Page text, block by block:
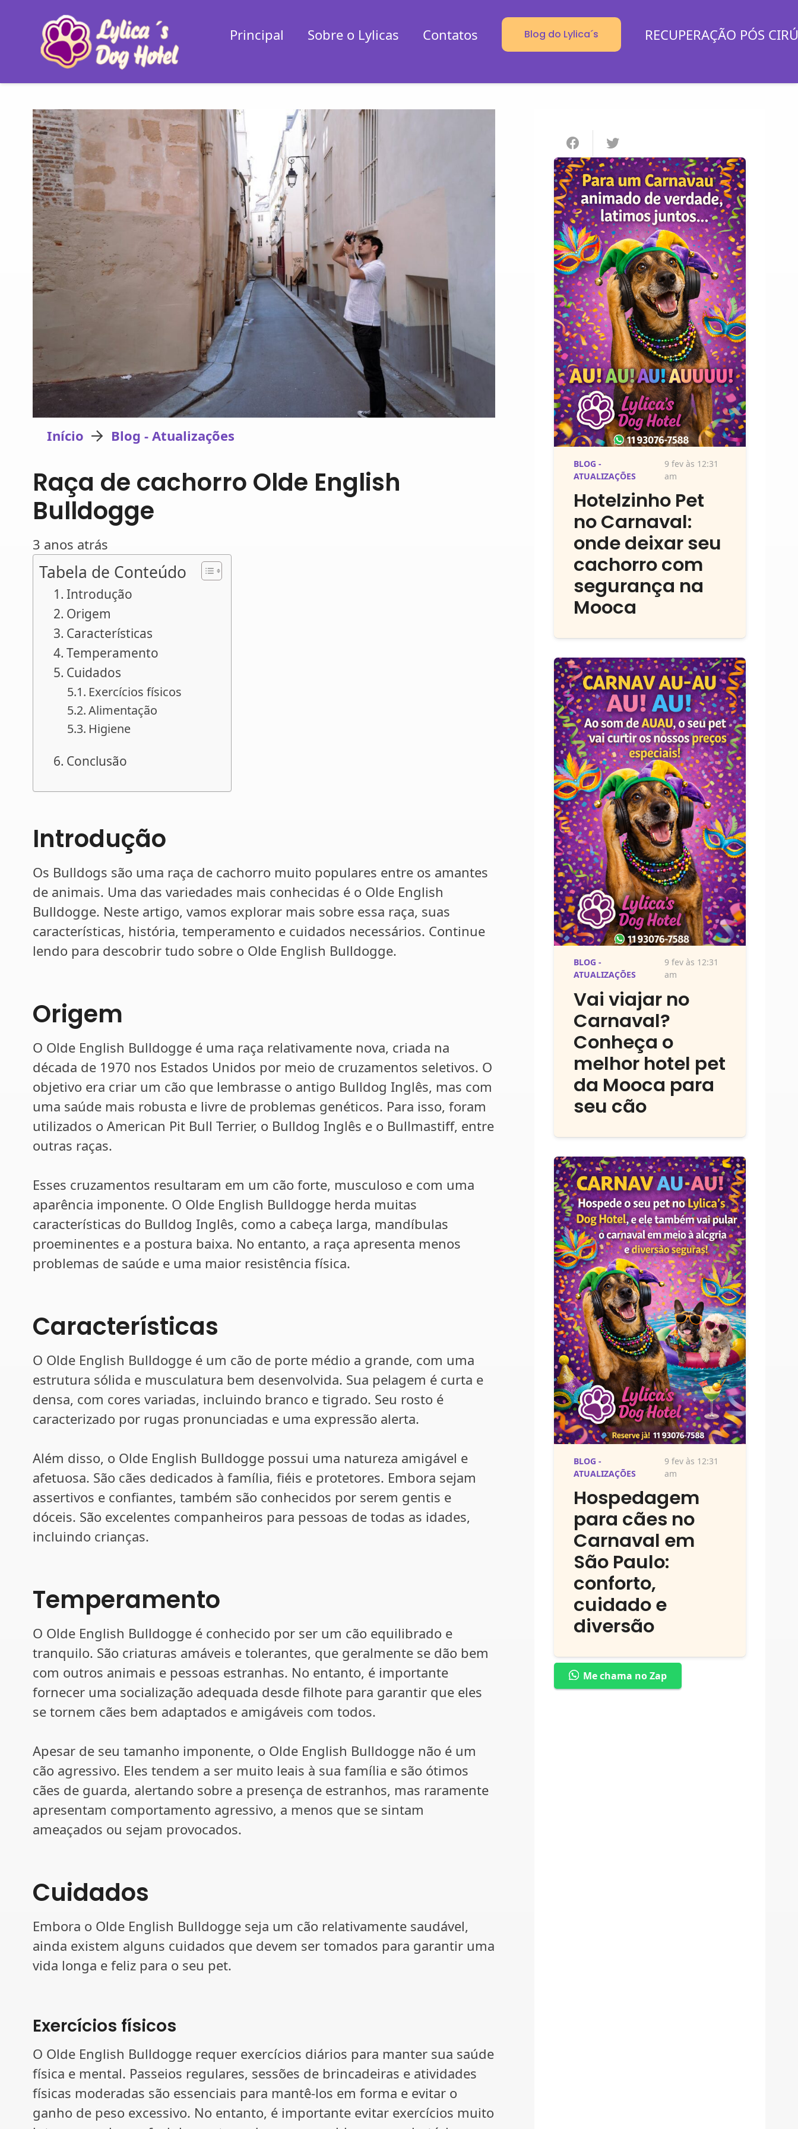
Principal Sobre o Lylicas Contatos Blog do Lylica´s RECUPERAÇÃO PÓS
Início Blog - Atualizações
Raça de cachorro Olde English
Bulldogge
3 anos atrás
Tabela de Conteúdo
Introdução
Origem
Características
Temperamento
Cuidados
Exercícios físicos
Alimentação
Higiene
Conclusão
Introdução
Os Bulldogs são uma raça de cachorro muito populares entre os amantes
de animais. Uma das variedades mais conhecidas é o Olde English
Bulldogge. Neste artigo, vamos explorar mais sobre essa raça, suas
características, história, temperamento e cuidados necessários. Continue
lendo para descobrir tudo sobre o Olde English Bulldogge.
Origem
O Olde English Bulldogge é uma raça relativamente nova, criada na
década de 1970 nos Estados Unidos por meio de cruzamentos seletivos. O
objetivo era criar um cão que lembrasse o antigo Bulldog Inglês, mas com
uma saúde mais robusta e livre de problemas genéticos. Para isso, foram
utilizados o American Pit Bull Terrier, o Bulldog Inglês e o Bullmastiff, entre
outras raças.
Esses cruzamentos resultaram em um cão forte, musculoso e com uma
aparência imponente. O Olde English Bulldogge herda muitas
características do Bulldog Inglês, como a cabeça larga, mandíbulas
proeminentes e a postura baixa. No entanto, a raça apresenta menos
problemas de saúde e uma maior resistência física.
Características
O Olde English Bulldogge é um cão de porte médio a grande, com uma
estrutura sólida e musculatura bem desenvolvida. Sua pelagem é curta e
densa, com cores variadas, incluindo branco e tigrado. Seu rosto é
caracterizado por rugas pronunciadas e uma expressão alerta.
Além disso, o Olde English Bulldogge possui uma natureza amigável e
afetuosa. São cães dedicados à família, fiéis e protetores. Embora sejam
assertivos e confiantes, também são conhecidos por serem gentis e
dóceis. São excelentes companheiros para pessoas de todas as idades,
incluindo crianças.
Temperamento
O Olde English Bulldogge é conhecido por ser um cão equilibrado e
tranquilo. São criaturas amáveis e tolerantes, que geralmente se dão bem
com outros animais e pessoas estranhas. No entanto, é importante
fornecer uma socialização adequada desde filhote para garantir que eles
se tornem cães bem adaptados e amigáveis com todos.
Apesar de seu tamanho imponente, o Olde English Bulldogge não é um
cão agressivo. Eles tendem a ser muito leais à sua família e são ótimos
cães de guarda, alertando sobre a presença de estranhos, mas raramente
apresentam comportamento agressivo, a menos que se sintam
ameaçados ou sejam provocados.
Cuidados
Embora o Olde English Bulldogge seja um cão relativamente saudável,
ainda existem alguns cuidados que devem ser tomados para garantir uma
vida longa e feliz para o seu pet.
Exercícios físicos
O Olde English Bulldogge requer exercícios diários para manter sua saúde
física e mental. Passeios regulares, sessões de brincadeiras e atividades
físicas moderadas são essenciais para mantê-los em forma e evitar o
ganho de peso excessivo. No entanto, é importante evitar exercícios muito
BLOG -
ATUALIZAÇÕES
9 fev às 12:31
am
Hotelzinho Pet
no Carnaval:
onde deixar seu
cachorro com
segurança na
Mooca
BLOG -
ATUALIZAÇÕES
9 fev às 12:31
am
Vai viajar no
Carnaval?
Conheça o
melhor hotel pet
da Mooca para
seu cão
BLOG -
ATUALIZAÇÕES
9 fev às 12:31
am
Hospedagem
para cães no
Carnaval em
São Paulo:
conforto,
cuidado e
diversão
Me chama no Zap